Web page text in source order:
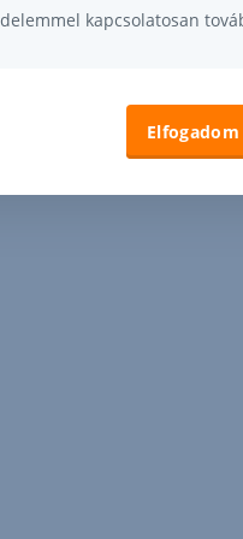
kapcsolatosan
Elfogadom